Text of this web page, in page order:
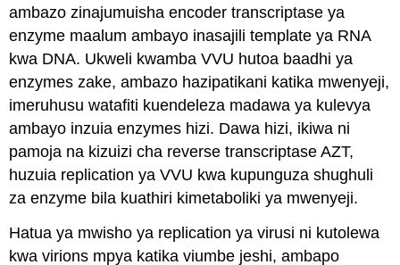
ambazo zinajumuisha encoder transcriptase ya
enzyme maalum ambayo inasajili template ya RNA
kwa DNA. Ukweli kwamba VVU hutoa baadhi ya
enzymes zake, ambazo hazipatikani katika mwenyeji,
imeruhusu watafiti kuendeleza madawa ya kulevya
ambayo inzuia enzymes hizi. Dawa hizi, ikiwa ni
pamoja na kizuizi cha reverse transcriptase AZT,
huzuia replication ya VVU kwa kupunguza shughuli
za enzyme bila kuathiri kimetaboliki ya mwenyeji.
Hatua ya mwisho ya replication ya virusi ni kutolewa
kwa virions mpya katika viumbe jeshi, ambapo